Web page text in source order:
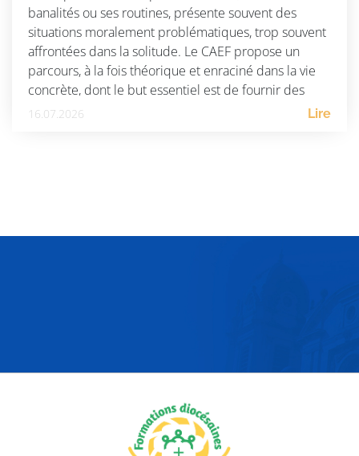
banalités ou ses routines, présente souvent des
situations moralement problématiques, trop souvent
affrontées dans la solitude. Le CAEF propose un
parcours, à la fois théorique et enraciné dans la vie
concrète, dont le but essentiel est de fournir des
repères éthiques et anthropologiques à toute
16.07.2026 Lire